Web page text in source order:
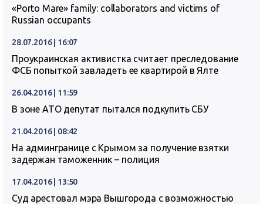
«Porto Mare» family: collaborators and victims of
Russian occupants
28.07.2016 | 16:07
Проукраинская активистка считает преследование
ФСБ попыткой завладеть ее квартирой в Ялте
26.04.2016 | 11:59
В зоне АТО депутат пытался подкупить СБУ
21.04.2016 | 08:42
На админгранице с Крымом за получение взятки
задержан таможенник – полиция
17.04.2016 | 13:50
Суд арестовал мэра Вышгорода с возможностью